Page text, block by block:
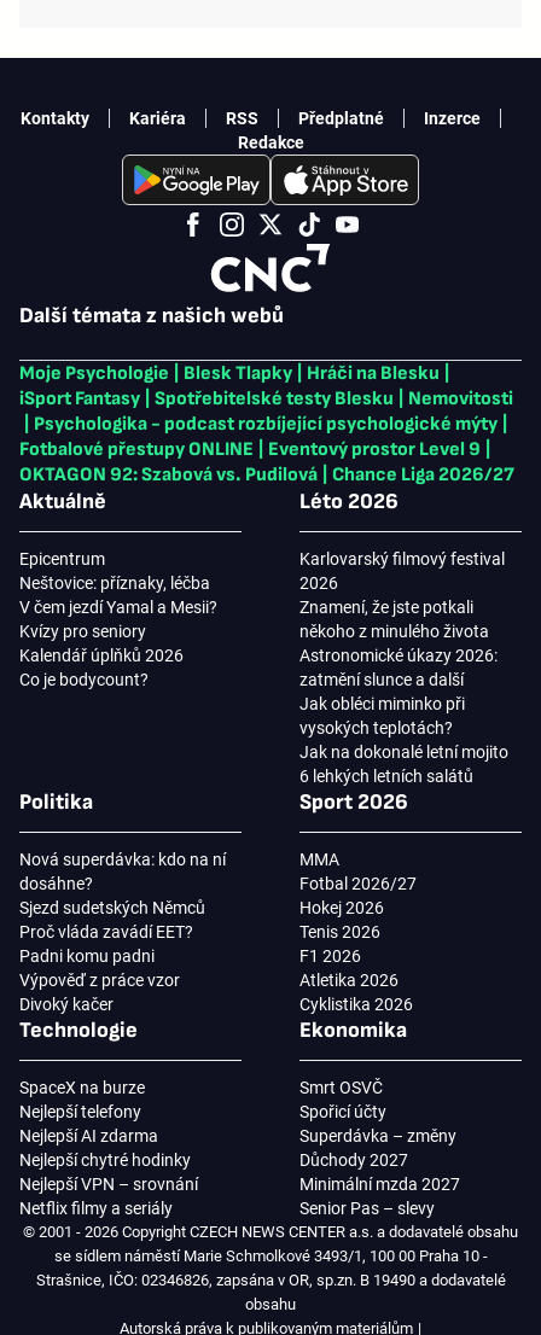
Další témata z našich webů
Moje Psychologie Blesk Tlapky Hráči na Blesku
iSport Fantasy
Spotřebitelské testy Blesku
Nemovitosti
Psychologika - podcast rozbíjející psychologické mýty
Fotbalové přestupy ONLINE
Eventový prostor Level 9
OKTAGON 92: Szabová vs. Pudilová
Chance Liga 2026/27
Aktuálně
Epicentrum
Neštovice: příznaky, léčba
V čem jezdí Yamal a Mesii?
Kvízy pro seniory
Kalendář úplňků 2026
Co je bodycount?
Léto 2026
Karlovarský filmový festival
2026
Znamení, že jste potkali
někoho z minulého života
Astronomické úkazy 2026:
zatmění slunce a další
Jak obléci miminko při
vysokých teplotách?
Jak na dokonalé letní mojito
6 lehkých letních salátů
Politika
Nová superdávka: kdo na ní
dosáhne?
Sjezd sudetských Němců
Proč vláda zavádí EET?
Padni komu padni
Výpověď z práce vzor
Divoký kačer
Sport 2026
MMA
Fotbal 2026/27
Hokej 2026
Tenis 2026
F1 2026
Atletika 2026
Cyklistika 2026
Technologie
SpaceX na burze
Nejlepší telefony
Nejlepší AI zdarma
Nejlepší chytré hodinky
Nejlepší VPN – srovnání
Netflix filmy a seriály
Ekonomika
Smrt OSVČ
Spořicí účty
Superdávka – změny
Důchody 2027
Minimální mzda 2027
Senior Pas – slevy
Kontakty Kariéra RSS Předplatné
Inzerce
Redakce
© 2001 - 2026 Copyright CZECH NEWS CENTER a.s. a dodavatelé obsahu
se sídlem náměstí Marie Schmolkové 3493/1, 100 00 Praha 10 -
Strašnice, IČO: 02346826, zapsána v OR, sp.zn. B 19490 a dodavatelé
obsahu
Autorská práva k publikovaným materiálům